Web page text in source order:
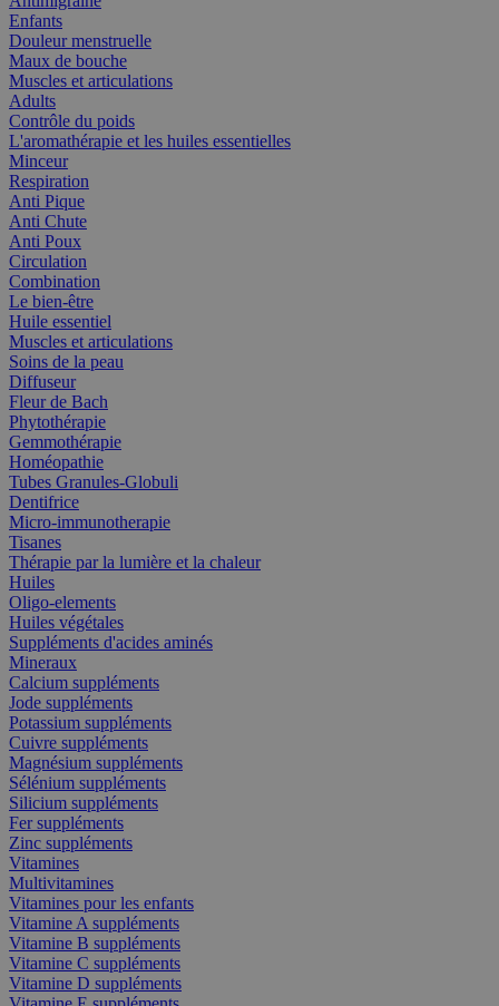
Enfants
Douleur menstruelle
Maux de bouche
Muscles et articulations
Adults
Contrôle du poids
L'aromathérapie et les huiles essentielles
Minceur
Respiration
Anti Pique
Anti Chute
Anti Poux
Circulation
Combination
Le bien-être
Huile essentiel
Muscles et articulations
Soins de la peau
Diffuseur
Fleur de Bach
Phytothérapie
Gemmothérapie
Homéopathie
Tubes Granules-Globuli
Dentifrice
Micro-immunotherapie
Tisanes
Thérapie par la lumière et la chaleur
Huiles
Oligo-elements
Huiles végétales
Suppléments d'acides aminés
Mineraux
Calcium suppléments
Jode suppléments
Potassium suppléments
Cuivre suppléments
Magnésium suppléments
Sélénium suppléments
Silicium suppléments
Fer suppléments
Zinc suppléments
Vitamines
Multivitamines
Vitamines pour les enfants
Vitamine A suppléments
Vitamine B suppléments
Vitamine C suppléments
Vitamine D suppléments